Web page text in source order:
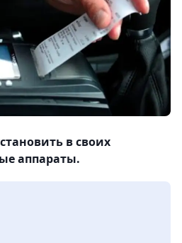
в своих
аппараты.